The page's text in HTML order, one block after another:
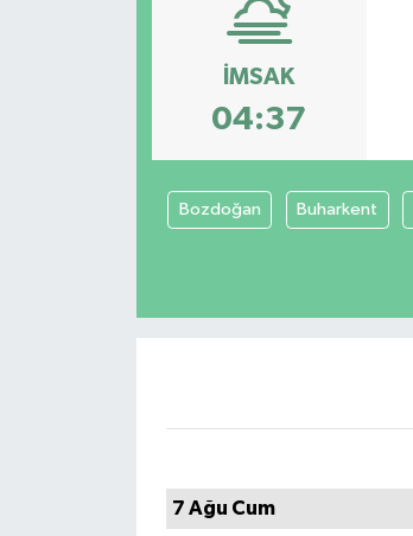
İMSAK
04:37
Bozdoğan Buharkent
7 Ağu Cum